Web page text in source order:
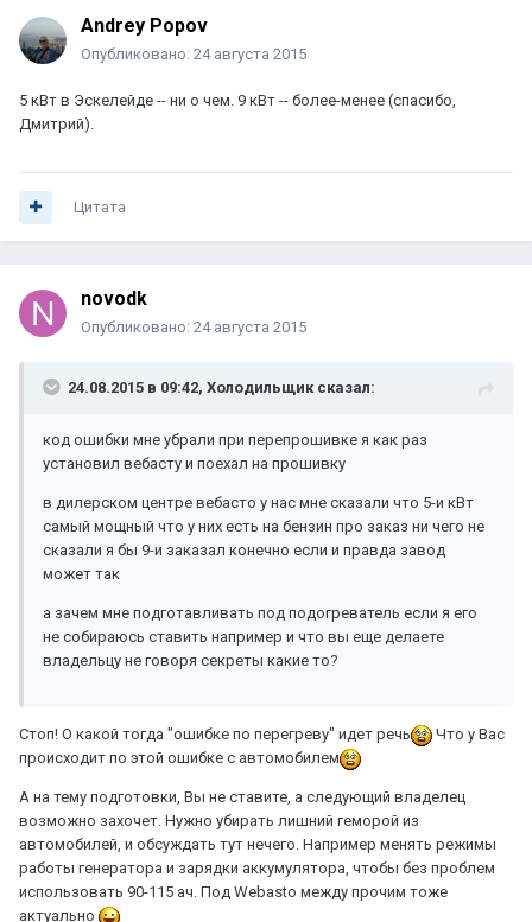
Andrey Popov
Опубликовано: 24 августа 2015
5 кВт в Эскелейде -- ни о чем. 9 кВт -- более-менее (спасибо,
Дмитрий).
Цитата
novodk
Опубликовано: 24 августа 2015
24.08.2015 в 09:42, Холодильщик сказал:
код ошибки мне убрали при перепрошивке я как раз
установил вебасту и поехал на прошивку
в дилерском центре вебасто у нас мне сказали что 5-и кВт
самый мощный что у них есть на бензин про заказ ни чего не
сказали я бы 9-и заказал конечно если и правда завод
может так
а зачем мне подготавливать под подогреватель если я его
не собираюсь ставить например и что вы еще делаете
владельцу не говоря секреты какие то?
Стоп! О какой тогда "ошибке по перегреву" идет речь
Что у Вас
происходит по этой ошибке с автомобилем
А на тему подготовки, Вы не ставите, а следующий владелец
возможно захочет. Нужно убирать лишний геморой из
автомобилей, и обсуждать тут нечего. Например менять режимы
работы генератора и зарядки аккумулятора, чтобы без проблем
использовать 90-115 ач. Под Webasto между прочим тоже
актуально